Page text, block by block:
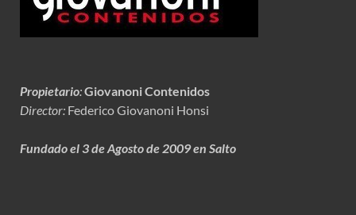
Propietario:Giovanoni Contenidos
Director: Federico Giovanoni Honsi
Fundado el 3 de Agosto de 2009 en Salto